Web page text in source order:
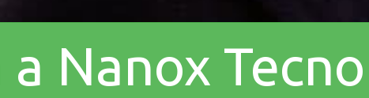
Nanox